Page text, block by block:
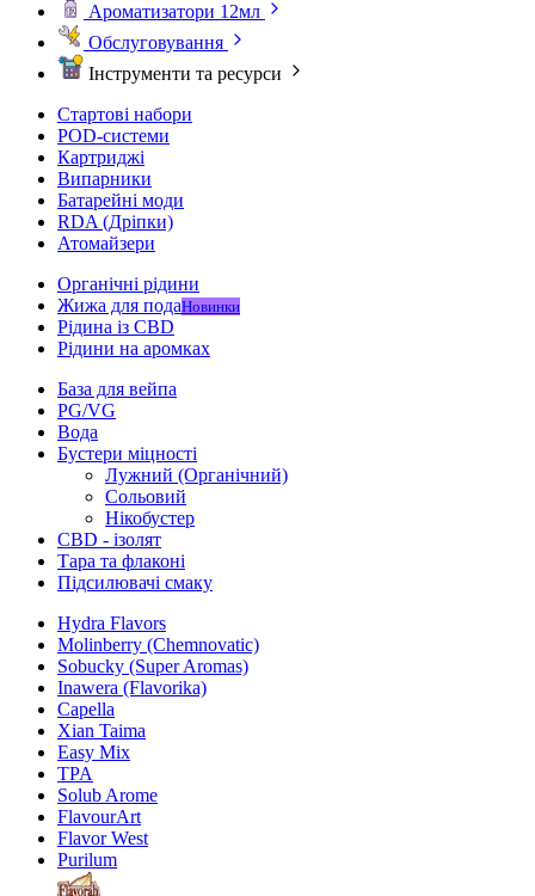
Ароматизатори 12мл
Обслуговування
Інструменти та ресурси
Стартові набори
POD-системи
Картриджі
Випарники
Батарейні моди
RDA (Дріпки)
Атомайзери
Органічні рідини
Жижа для подаНовинки
Рідина із CBD
Рідини на аромках
База для вейпа
PG/VG
Вода
Бустери міцності
Лужний (Органічний)
Сольовий
Нікобустер
CBD - ізолят
Тара та флаконі
Підсилювачі смаку
Hydra Flavors
Molinberry (Chemnovatic)
Sobucky (Super Aromas)
Inawera (Flavorika)
Capella
Xian Taima
Easy Mix
TPA
Solub Arome
FlavourArt
Flavor West
Purilum